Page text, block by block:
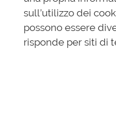
sull’utilizzo dei
possono essere
risponde per siti di